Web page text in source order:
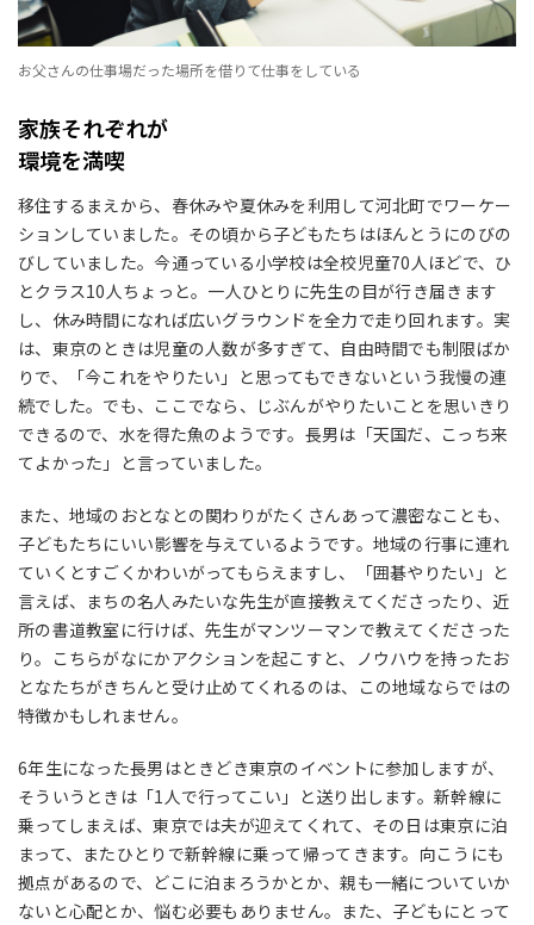
お父さんの仕事場だった場所を借りて仕事をしている
家族それぞれが
環境を満喫
移住するまえから、春休みや夏休みを利用して河北町でワーケー
ションしていました。その頃から子どもたちはほんとうにのびの
びしていました。今通っている小学校は全校児童70人ほどで、ひ
とクラス10人ちょっと。一人ひとりに先生の目が行き届きます
し、休み時間になれば広いグラウンドを全力で走り回れます。実
は、東京のときは児童の人数が多すぎて、自由時間でも制限ばか
りで、「今これをやりたい」と思ってもできないという我慢の連
続でした。でも、ここでなら、じぶんがやりたいことを思いきり
できるので、水を得た魚のようです。長男は「天国だ、こっち来
てよかった」と言っていました。
また、地域のおとなとの関わりがたくさんあって濃密なことも、
子どもたちにいい影響を与えているようです。地域の行事に連れ
ていくとすごくかわいがってもらえますし、「囲碁やりたい」と
言えば、まちの名人みたいな先生が直接教えてくださったり、近
所の書道教室に行けば、先生がマンツーマンで教えてくださった
り。こちらがなにかアクションを起こすと、ノウハウを持ったお
となたちがきちんと受け止めてくれるのは、この地域ならではの
特徴かもしれません。
6年生になった長男はときどき東京のイベントに参加しますが、
そういうときは「1人で行ってこい」と送り出します。新幹線に
乗ってしまえば、東京では夫が迎えてくれて、その日は東京に泊
まって、またひとりで新幹線に乗って帰ってきます。向こうにも
拠点があるので、どこに泊まろうかとか、親も一緒についていか
ないと心配とか、悩む必要もありません。また、子どもにとって